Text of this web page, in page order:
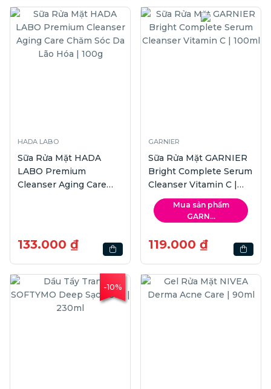
HADA LABO
Sữa Rửa Mặt HADA
LABO Premium
Cleanser Aging Care
133.000 ₫
GARNIER
Sữa Rửa Mặt GARNIER
Bright Complete Serum
Cleanser Vitamin C |
100ml
Mua sản phẩm
GARN...
119.000 ₫
-10%